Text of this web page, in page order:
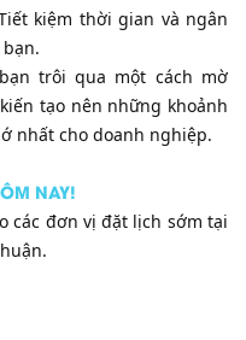
kiệm thời gian và ngân
trôi qua một cách mờ
tạo nên những khoảnh
nhất cho doanh nghiệp.
NAY!
các đơn vị đặt lịch sớm tại